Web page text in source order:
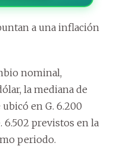
a una inflación
nominal,
la mediana de
en G. 6.200
6.502 previstos en la
periodo.